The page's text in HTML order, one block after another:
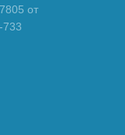
от
733